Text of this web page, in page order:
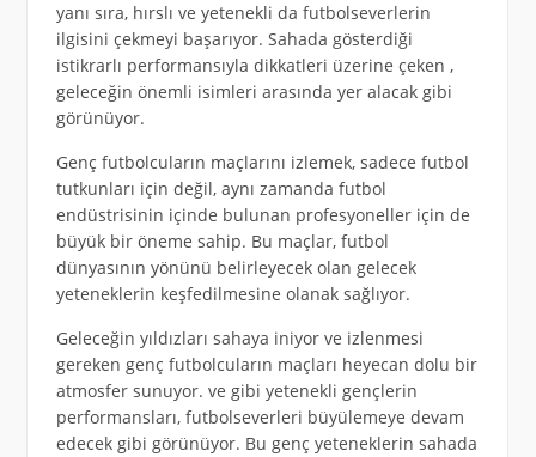
yanı sıra, hırslı ve yetenekli da futbolseverlerin
ilgisini çekmeyi başarıyor. Sahada gösterdiği
istikrarlı performansıyla dikkatleri üzerine çeken ,
geleceğin önemli isimleri arasında yer alacak gibi
görünüyor.
Genç futbolcuların maçlarını izlemek, sadece futbol
tutkunları için değil, aynı zamanda futbol
endüstrisinin içinde bulunan profesyoneller için de
büyük bir öneme sahip. Bu maçlar, futbol
dünyasının yönünü belirleyecek olan gelecek
yeteneklerin keşfedilmesine olanak sağlıyor.
Geleceğin yıldızları sahaya iniyor ve izlenmesi
gereken genç futbolcuların maçları heyecan dolu bir
atmosfer sunuyor. ve gibi yetenekli gençlerin
performansları, futbolseverleri büyülemeye devam
edecek gibi görünüyor. Bu genç yeteneklerin sahada